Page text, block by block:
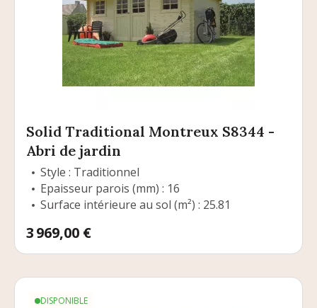
Solid Traditional Montreux S8344 -
Abri de jardin
Style : Traditionnel
Epaisseur parois (mm) : 16
Surface intérieure au sol (m²) : 25.81
Prix
3 969,00 €
DISPONIBLE